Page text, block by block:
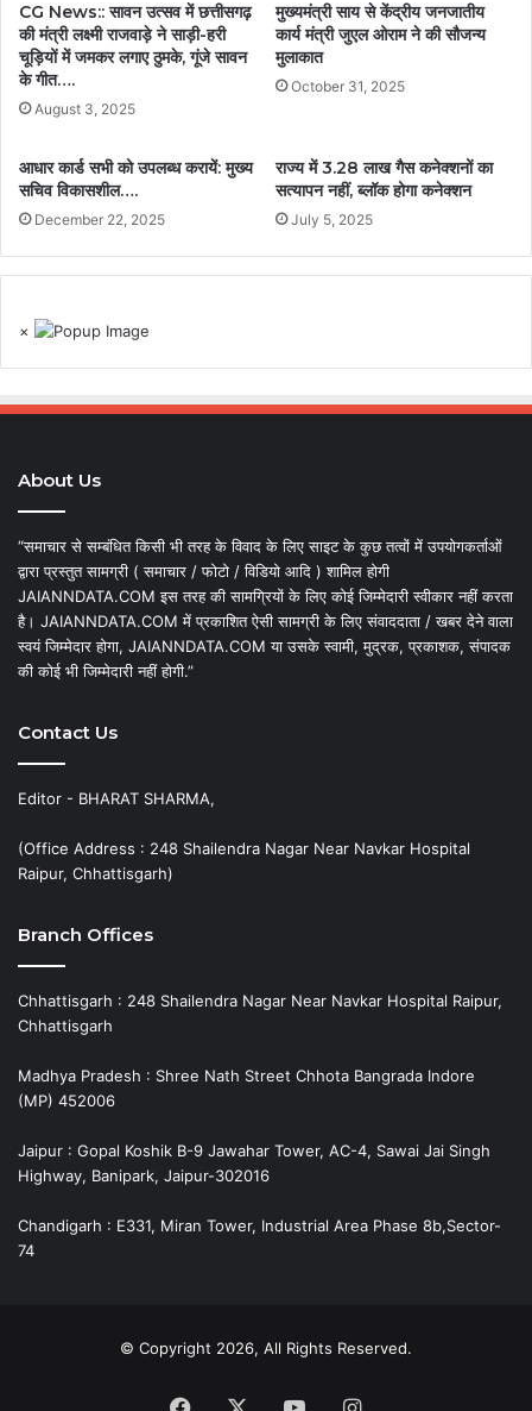
CG News:: सावन उत्सव में छत्तीसगढ़
की मंत्री लक्ष्मी राजवाड़े ने साड़ी-हरी
चूड़ियों में जमकर लगाए ठुमके, गूंजे सावन
के गीत….
August 3, 2025
मुख्यमंत्री साय से केंद्रीय जनजातीय
कार्य मंत्री जुएल ओराम ने की सौजन्य
मुलाकात
October 31, 2025
आधार कार्ड सभी को उपलब्ध करायें: मुख्य
सचिव विकासशील….
December 22, 2025
राज्य में 3.28 लाख गैस कनेक्शनों का
सत्यापन नहीं, ब्लॉक होगा कनेक्शन
July 5, 2025
×
About Us
“समाचार से सम्बंधित किसी भी तरह के विवाद के लिए साइट के कुछ तत्वों में उपयोगकर्ताओं
द्वारा प्रस्तुत सामग्री ( समाचार / फोटो / विडियो आदि ) शामिल होगी
JAIANNDATA.COM इस तरह की सामग्रियों के लिए कोई जिम्मेदारी स्वीकार नहीं करता
है। JAIANNDATA.COM में प्रकाशित ऐसी सामग्री के लिए संवाददाता / खबर देने वाला
स्वयं जिम्मेदार होगा, JAIANNDATA.COM या उसके स्वामी, मुद्रक, प्रकाशक, संपादक
की कोई भी जिम्मेदारी नहीं होगी.”
Contact Us
Editor - BHARAT SHARMA,
(Office Address : 248 Shailendra Nagar Near Navkar Hospital
Raipur, Chhattisgarh)
Branch Offices
Chhattisgarh : 248 Shailendra Nagar Near Navkar Hospital Raipur,
Chhattisgarh
Madhya Pradesh : Shree Nath Street Chhota Bangrada Indore
(MP) 452006
Jaipur : Gopal Koshik B-9 Jawahar Tower, AC-4, Sawai Jai Singh
Highway, Banipark, Jaipur-302016
Chandigarh : E331, Miran Tower, Industrial Area Phase 8b,Sector-
74
© Copyright 2026, All Rights Reserved.